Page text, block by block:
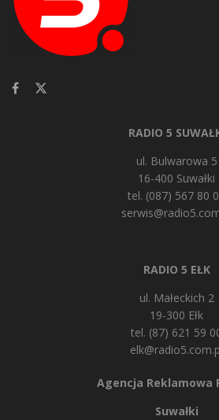
RADIO 5
ul. Bulwarowa 5
16-400 Suwałki
tel. (087) 567 80
RADIO 5 EŁK
ul. Małeckich 2
19-300 Ełk
tel. (87) 621 59
Agencja Reklamowa
Suwałki